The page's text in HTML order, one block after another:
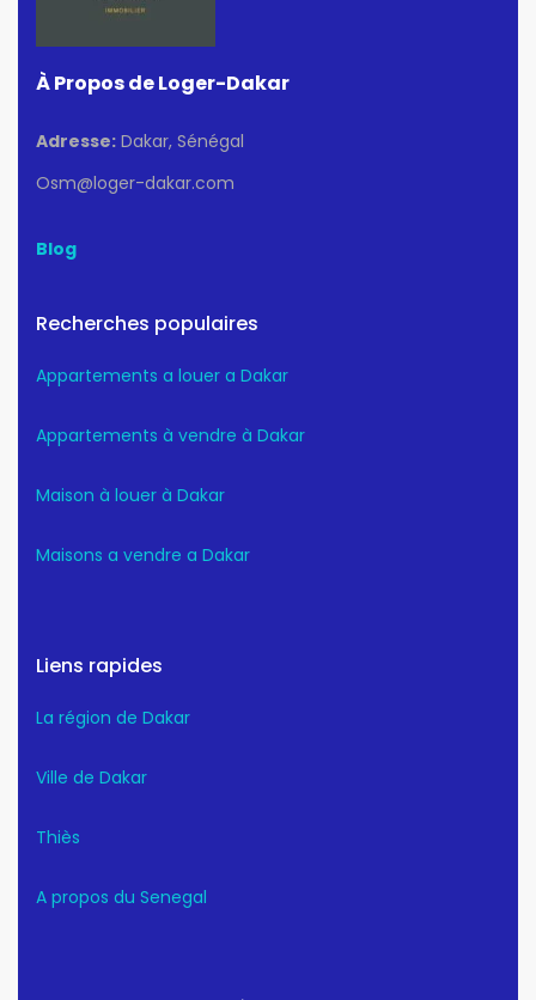
À Propos de Loger-Dakar
Adresse: Dakar, Sénégal
Osm@loger-dakar.com
Blog
Recherches populaires
Appartements a louer a Dakar
Appartements à vendre à Dakar
Maison à louer à Dakar
Maisons a vendre a Dakar
Liens rapides
La région de Dakar
Ville de Dakar
Thiès
A propos du Senegal